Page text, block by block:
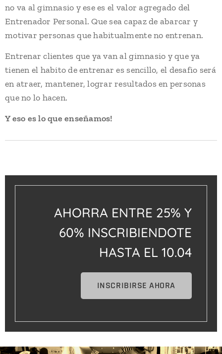
no va al gimnasio y ese es el valor agregado del
Entrenador Personal. Que sea capaz de abarcar y
motivar personas que habitualmente no entrenan.
Entrenar clientes que ya van al gimnasio y que ya
tienen el habito de entrenar es sencillo, el desafio será
en atraer, mantener, lograr resultados en personas
que no lo hacen.
Y eso es lo que enseñamos!
AHORRA ENTRE 25% Y
60% INSCRIBIENDOTE
HASTA EL 10.04
INSCRIBIRSE AHORA